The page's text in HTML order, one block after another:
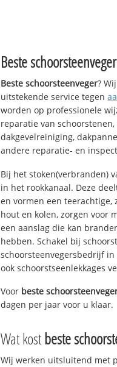
Beste schoorsteenveger
Beste schoorsteenveger?
uitstekende service tegen
worden op professionele
reparatie van
dakgevelreiniging,
andere reparatie- en
Bij het stoken(verbranden)
in het rookkanaal. Deze
en vormen een teerachtige,
hout en kolen, zorgen voor
een aanslag die kan
hebben. Schakel bij
schoorsteenvegersbedrijf
ook schoorstseenlekkages
Voor beste
dagen per jaar voor u klaar.
Wat kostbeste
Wij werken uitsluitend met